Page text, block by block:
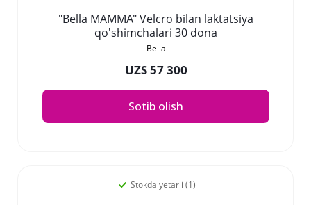
"Bella MAMMA" Velcro bilan laktatsiya
qo'shimchalari 30 dona
Bella
UZS 57 300
Sotib olish
Stokda yetarli (1)